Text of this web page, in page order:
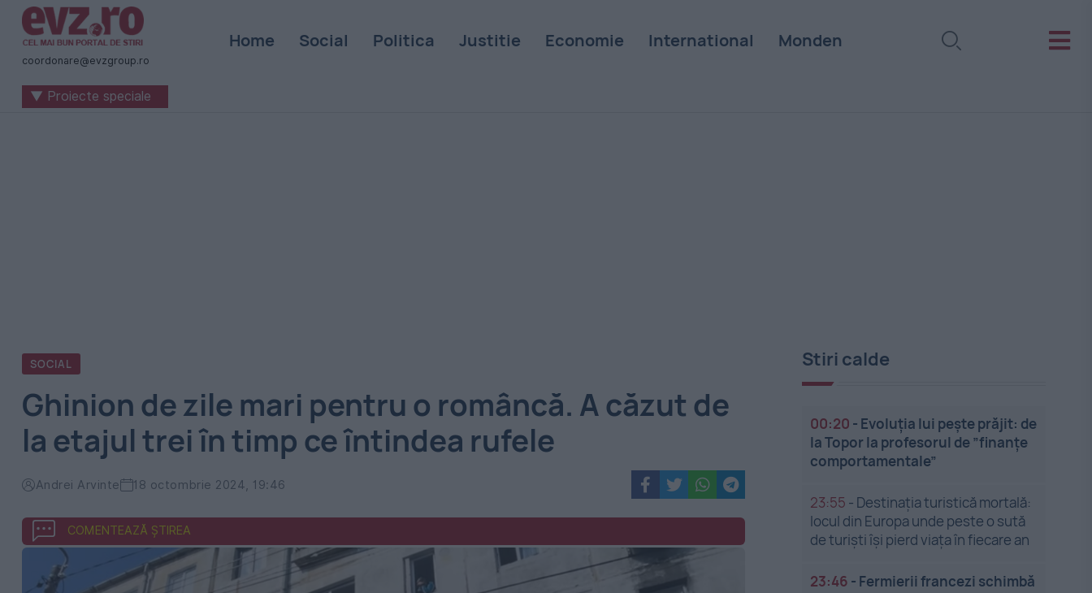
Știri
naționale
internaționale
coordonare@evzgroup.ro
Home Social Politica Justitie Economie International Monden
▼ Proiecte speciale
SOCIAL
Ghinion de zile mari pentru o româncă. A căzut de
la etajul trei în timp ce întindea rufele
Andrei Arvinte 18 octombrie 2024, 19:46
COMENTEAZĂ ȘTIREA
Stiri calde
00:20 - Evoluția lui pește prăjit: de
la Topor la profesorul de ”finanțe
comportamentale”
23:55 - Destinația turistică mortală:
locul din Europa unde peste o sută
de turiști își pierd viața în fiecare an
23:46 - Fermierii francezi schimbă